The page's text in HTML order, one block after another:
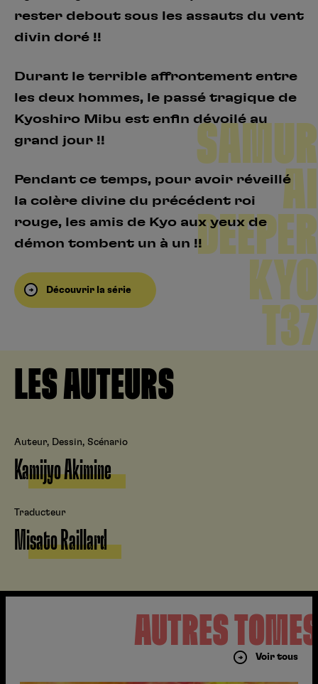
rester debout sous les assauts du vent
divin doré !!
Durant le terrible affrontement entre
les deux hommes, le passé tragique de
Kyoshiro Mibu est enfin dévoilé au
grand jour !!
Pendant ce temps, pour avoir réveillé
la colère divine du précédent roi
rouge, les amis de Kyo aux yeux de
démon tombent un à un !!
Découvrir la série
SAMUR
AI
DEEPER
KYO
T37
LES AUTEURS
Auteur, Dessin, Scénario
Kamijyo Akimine
Traducteur
Misato Raillard
AUTRES
Voir tous